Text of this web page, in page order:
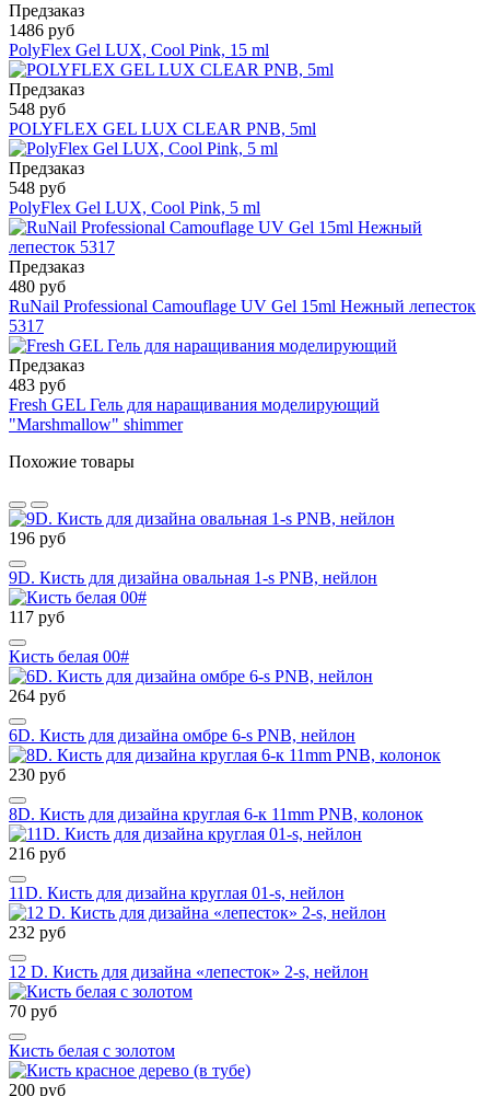
Предзаказ
1486 руб
PolyFlex Gel LUX, Cool Pink, 15 ml
Предзаказ
548 руб
POLYFLEX GEL LUX CLEAR PNB, 5ml
Предзаказ
548 руб
PolyFlex Gel LUX, Cool Pink, 5 ml
Предзаказ
480 руб
RuNail Professional Camouflage UV Gel 15ml Нежный лепесток
5317
Предзаказ
483 руб
Fresh GEL Гель для наращивания моделирующий
"Marshmallow" shimmer
Похожие товары
196 руб
9D. Кисть для дизайна овальная 1-s PNB, нейлон
117 руб
Кисть белая 00#
264 руб
6D. Кисть для дизайна омбре 6-s PNB, нейлон
230 руб
8D. Кисть для дизайна круглая 6-к 11mm PNB, колонок
216 руб
11D. Кисть для дизайна круглая 01-s, нейлон
232 руб
12 D. Кисть для дизайна «лепесток» 2-s, нейлон
70 руб
Кисть белая с золотом
200 руб